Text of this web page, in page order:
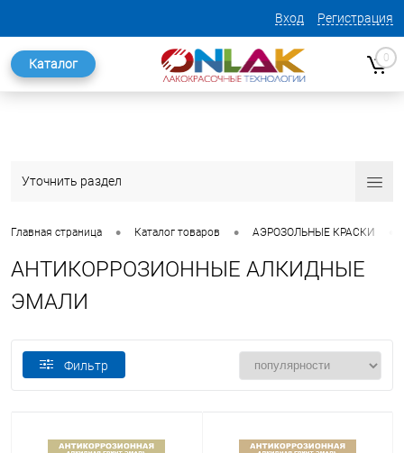
Вход Регистрация
Каталог 0
Уточнить раздел
Главная страница • Каталог товаров • АЭРОЗОЛЬНЫЕ КРАСКИ
АНТИКОРРОЗИОННЫЕ АЛКИДНЫЕ
ЭМАЛИ
Фильтр